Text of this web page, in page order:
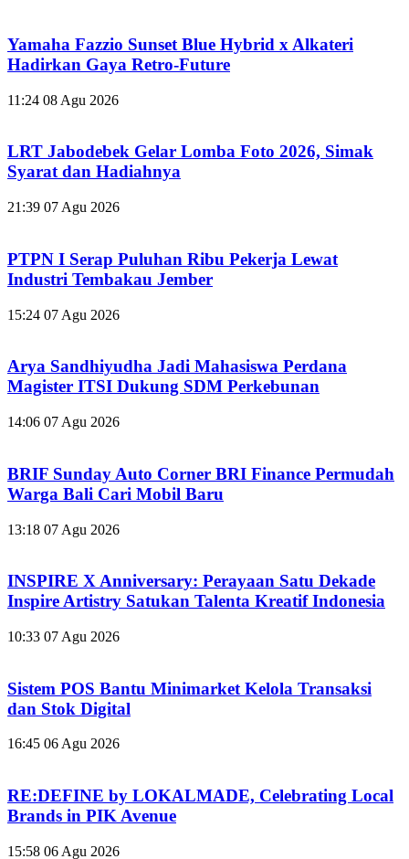
Yamaha Fazzio Sunset Blue Hybrid x Alkateri
Hadirkan Gaya Retro-Future
11:24 08 Agu 2026
LRT Jabodebek Gelar Lomba Foto 2026, Simak
Syarat dan Hadiahnya
21:39 07 Agu 2026
PTPN I Serap Puluhan Ribu Pekerja Lewat
Industri Tembakau Jember
15:24 07 Agu 2026
Arya Sandhiyudha Jadi Mahasiswa Perdana
Magister ITSI Dukung SDM Perkebunan
14:06 07 Agu 2026
BRIF Sunday Auto Corner BRI Finance Permudah
Warga Bali Cari Mobil Baru
13:18 07 Agu 2026
INSPIRE X Anniversary: Perayaan Satu Dekade
Inspire Artistry Satukan Talenta Kreatif Indonesia
10:33 07 Agu 2026
Sistem POS Bantu Minimarket Kelola Transaksi
dan Stok Digital
16:45 06 Agu 2026
RE:DEFINE by LOKALMADE, Celebrating Local
Brands in PIK Avenue
15:58 06 Agu 2026